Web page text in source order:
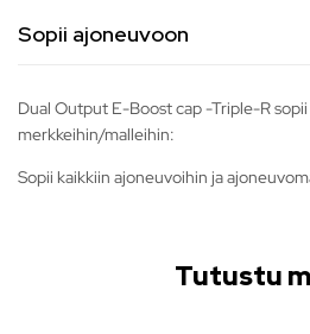
Sopii ajoneuvoon
Dual Output E-Boost cap -Triple-R sopii
merkkeihin/malleihin:
Sopii kaikkiin ajoneuvoihin ja
Tutustu